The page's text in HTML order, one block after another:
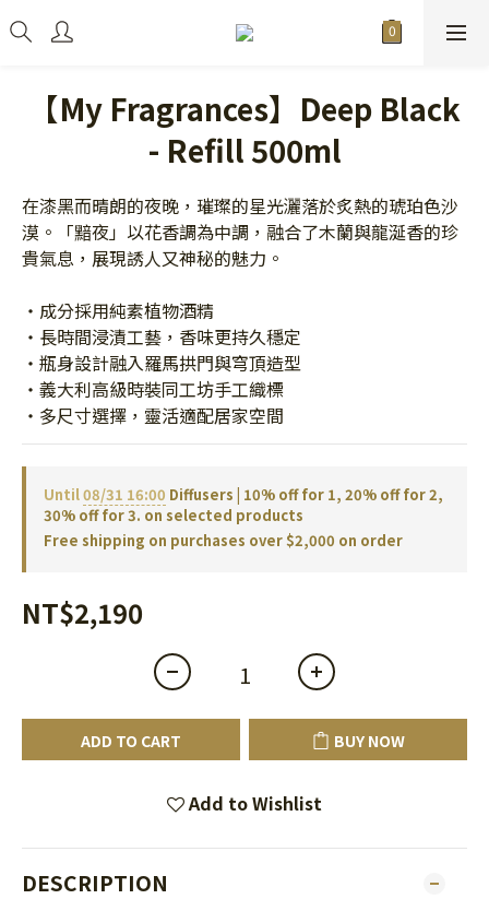
【My Fragrances】Deep Black
- Refill 500ml
在漆黑而晴朗的夜晚，璀璨的星光灑落於炙熱的琥珀色沙
漠。「黯夜」以花香調為中調，融合了木蘭與龍涎香的珍
貴氣息，展現誘人又神秘的魅力。
・成分採用純素植物酒精
・長時間浸漬工藝，香味更持久穩定
・瓶身設計融入羅馬拱門與穹頂造型
・義大利高級時裝同工坊手工織標
・多尺寸選擇，靈活適配居家空間
Until08/31 16:00 Diffusers | 10% off for 1, 20% off for 2,
30% off for 3. on selected products
Free shipping on purchases over $2,000 on order
NT$2,190
ADD TO CART BUY NOW
Add to Wishlist
DESCRIPTION